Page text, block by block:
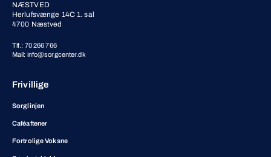
NÆSTVED
Herlufsvænge 14C 1. sal
4700 Næstved
Tlf.: 70 266 766
Mail: info@sorgcenter.dk
Frivillige
Sorglinjen
Caféaftener
Fortrolige Voksne